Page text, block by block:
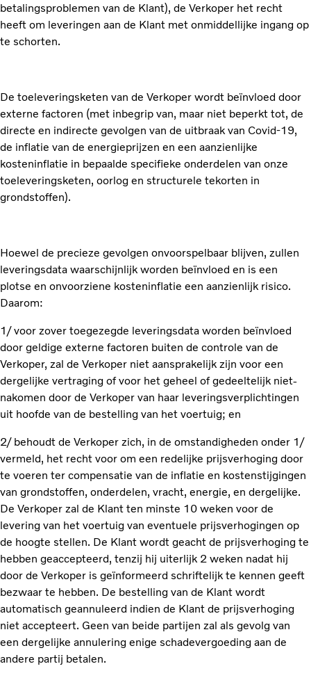
betalingsproblemen van de Klant), de Verkoper het recht
heeft om leveringen aan de Klant met onmiddellijke ingang op
te schorten.
De toeleveringsketen van de Verkoper wordt beïnvloed door
externe factoren (met inbegrip van, maar niet beperkt tot, de
directe en indirecte gevolgen van de uitbraak van Covid-19,
de inflatie van de energieprijzen en een aanzienlijke
kosteninflatie in bepaalde specifieke onderdelen van onze
toeleveringsketen, oorlog en structurele tekorten in
grondstoffen).
Hoewel de precieze gevolgen onvoorspelbaar blijven, zullen
leveringsdata waarschijnlijk worden beïnvloed en is een
plotse en onvoorziene kosteninflatie een aanzienlijk risico.
Daarom:
1/ voor zover toegezegde leveringsdata worden beïnvloed
door geldige externe factoren buiten de controle van de
Verkoper, zal de Verkoper niet aansprakelijk zijn voor een
dergelijke vertraging of voor het geheel of gedeeltelijk niet-
nakomen door de Verkoper van haar leveringsverplichtingen
uit hoofde van de bestelling van het voertuig; en
2/ behoudt de Verkoper zich, in de omstandigheden onder 1/
vermeld, het recht voor om een redelijke prijsverhoging door
te voeren ter compensatie van de inflatie en kostenstijgingen
van grondstoffen, onderdelen, vracht, energie, en dergelijke.
De Verkoper zal de Klant ten minste 10 weken voor de
levering van het voertuig van eventuele prijsverhogingen op
de hoogte stellen. De Klant wordt geacht de prijsverhoging te
hebben geaccepteerd, tenzij hij uiterlijk 2 weken nadat hij
door de Verkoper is geïnformeerd schriftelijk te kennen geeft
bezwaar te hebben. De bestelling van de Klant wordt
automatisch geannuleerd indien de Klant de prijsverhoging
niet accepteert. Geen van beide partijen zal als gevolg van
een dergelijke annulering enige schadevergoeding aan de
andere partij betalen.